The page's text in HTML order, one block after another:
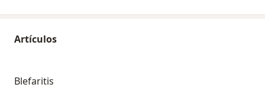
Artículos
Blefaritis